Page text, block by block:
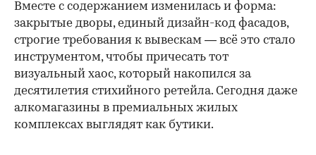
Вместе с содержанием изменилась и форма:
закрытые дворы, единый дизайн-код фасадов,
строгие требования к вывескам — всё это стало
инструментом, чтобы причесать тот
визуальный хаос, который накопился за
десятилетия стихийного ретейла. Сегодня даже
алкомагазины в премиальных жилых
комплексах выглядят как бутики.